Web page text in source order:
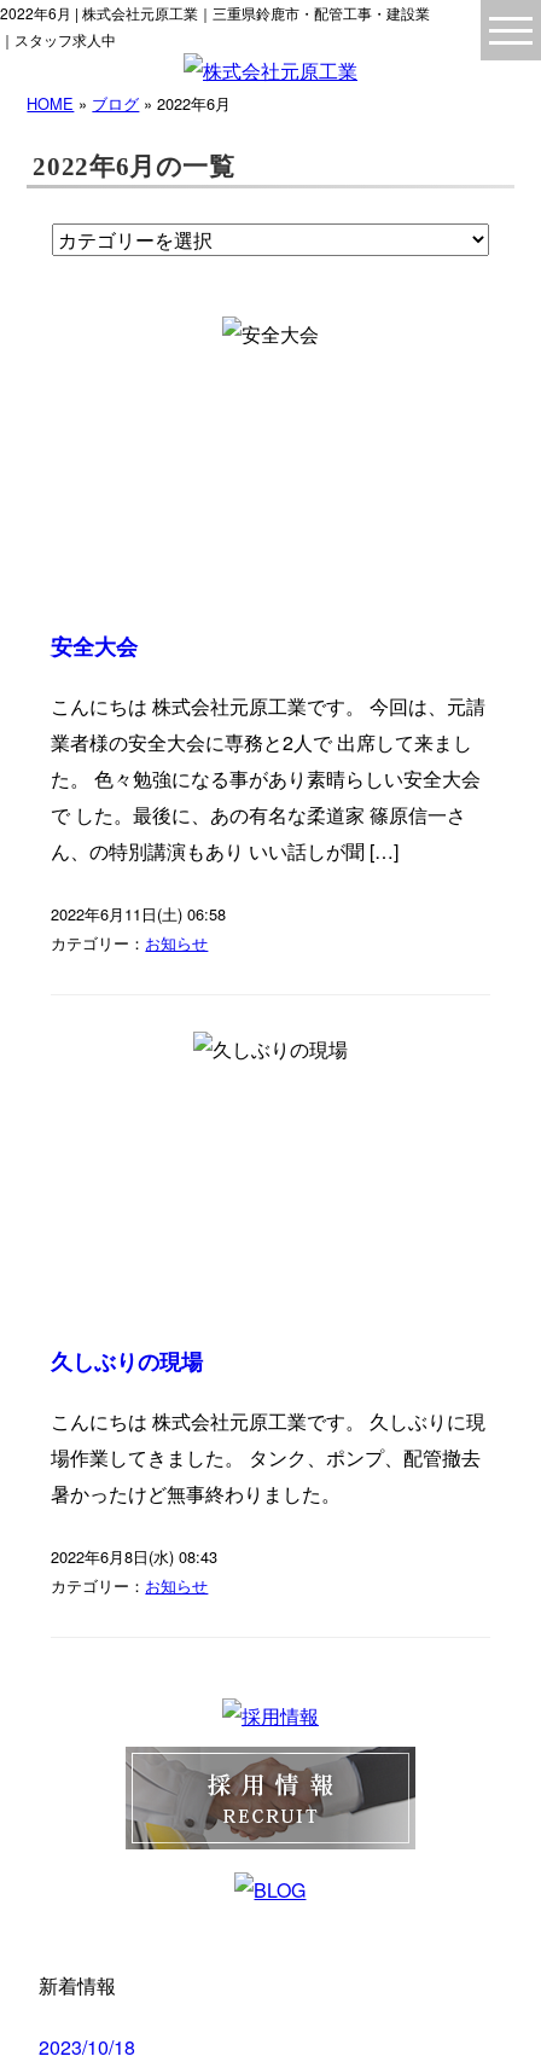
2022年6月 | 株式会社元原工業｜三重県鈴鹿市・配管工事・建設業
｜スタッフ求人中
HOME » ブログ » 2022年6月
2022年6月の一覧
安全大会
こんにちは 株式会社元原工業です。 今回は、元請
業者様の安全大会に専務と2人で 出席して来まし
た。 色々勉強になる事があり素晴らしい安全大会
で した。最後に、あの有名な柔道家 篠原信一さ
ん、の特別講演もあり いい話しが聞 […]
2022年6月11日(土) 06:58
カテゴリー： お知らせ
久しぶりの現場
こんにちは 株式会社元原工業です。 久しぶりに現
場作業してきました。 タンク、ポンプ、配管撤去
暑かったけど無事終わりました。
2022年6月8日(水) 08:43
カテゴリー： お知らせ
新着情報
2023/10/18